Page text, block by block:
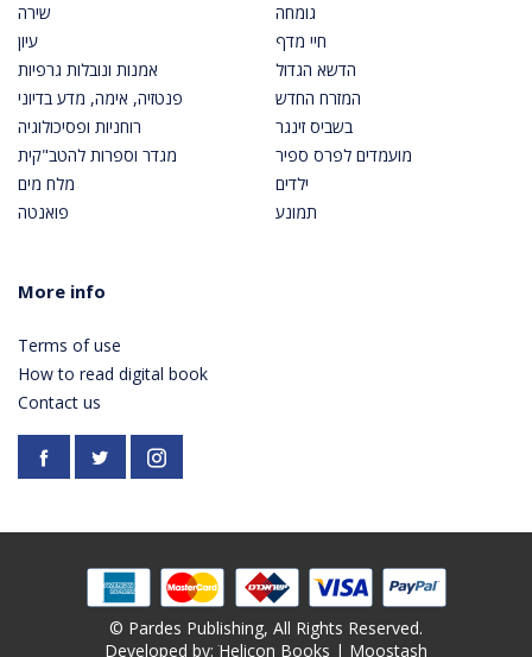
שירה
עיון
אמנות ונובלות גרפיות
פנטזיה, אימה, מדע בדיוני
רוחניות ופסיכולוגיה
מגדר וספרות להטב"קית
מלח מים
פואנטה
גומחה
חיי מדף
הדשא הגדול
המזרח החדש
בשביס זינגר
מועמדים לפרס ספיר
ילדים
תמונע
More info
Terms of use
How to read digital book
Contact us
Facebookhttps://twitter.com/PardesPublish
Instagram
© Pardes Publishing, All Rights Reserved.
Developed by: ׁHelicon Books | Moostash